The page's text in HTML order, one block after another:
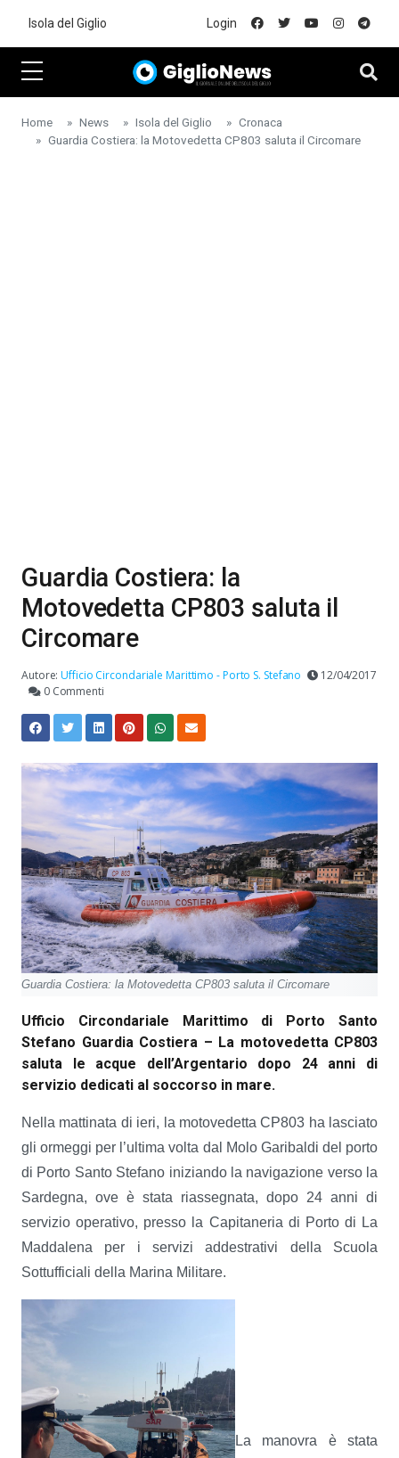
Isola del Giglio Login
Home News Isola del Giglio
Cronaca
Guardia Costiera: la Motovedetta CP803 saluta il Circomare
Guardia Costiera: la
Motovedetta CP803 saluta il
Circomare
Autore:Ufficio Circondariale Marittimo - Porto S. Stefano
12/04/2017
0 Commenti
Guardia Costiera: la Motovedetta CP803 saluta il Circomare
Ufficio Circondariale Marittimo di Porto Santo
Stefano Guardia Costiera – La motovedetta CP803
saluta le acque dell’Argentario dopo 24 anni di
servizio dedicati al soccorso in mare.
Nella mattinata di ieri, la motovedetta CP803 ha lasciato
gli ormeggi per l’ultima volta dal Molo Garibaldi del porto
di Porto Santo Stefano iniziando la navigazione verso la
Sardegna, ove è stata riassegnata, dopo 24 anni di
servizio operativo, presso la Capitaneria di Porto di La
Maddalena per i servizi addestrativi della Scuola
Sottufficiali della Marina Militare.
La manovra è stata